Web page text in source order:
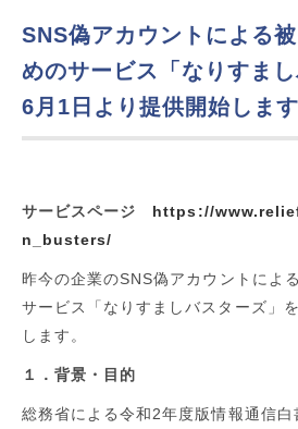
SNS偽アカウントによる
めのサービス「なりすま
6月1日より提供開始します
サービスページ https://
n_busters/
昨今の企業のSNS偽アカウントによ
サービス「なりすましバスターズ」
します。
１．背景・目的
総務省による令和2年度版情報通信白